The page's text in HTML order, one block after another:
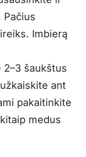
Pačius
Imbierą
šaukštus
ant
pakaitinkite
medus